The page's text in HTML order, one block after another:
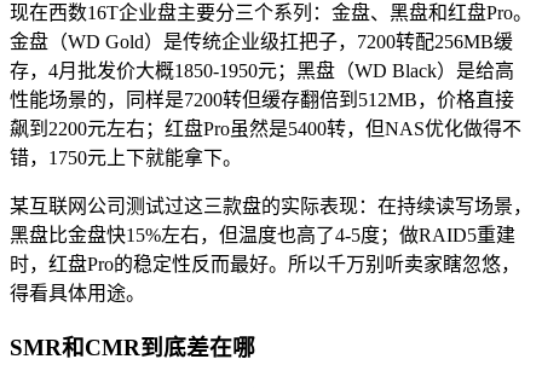
现在西数16T企业盘主要分三个系列：金盘、黑盘和红盘Pro。
金盘（WD Gold）是传统企业级扛把子，7200转配256MB缓
存，4月批发价大概1850-1950元；黑盘（WD Black）是给高
性能场景的，同样是7200转但缓存翻倍到512MB，价格直接
飙到2200元左右；红盘Pro虽然是5400转，但NAS优化做得不
错，1750元上下就能拿下。
某互联网公司测试过这三款盘的实际表现：在持续读写场景，
黑盘比金盘快15%左右，但温度也高了4-5度；做RAID5重建
时，红盘Pro的稳定性反而最好。所以千万别听卖家瞎忽悠，
得看具体用途。
SMR和CMR到底差在哪